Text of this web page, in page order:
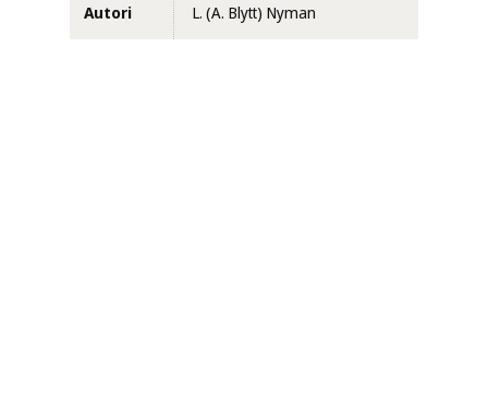
Autori L. (A. Blytt) Nyman